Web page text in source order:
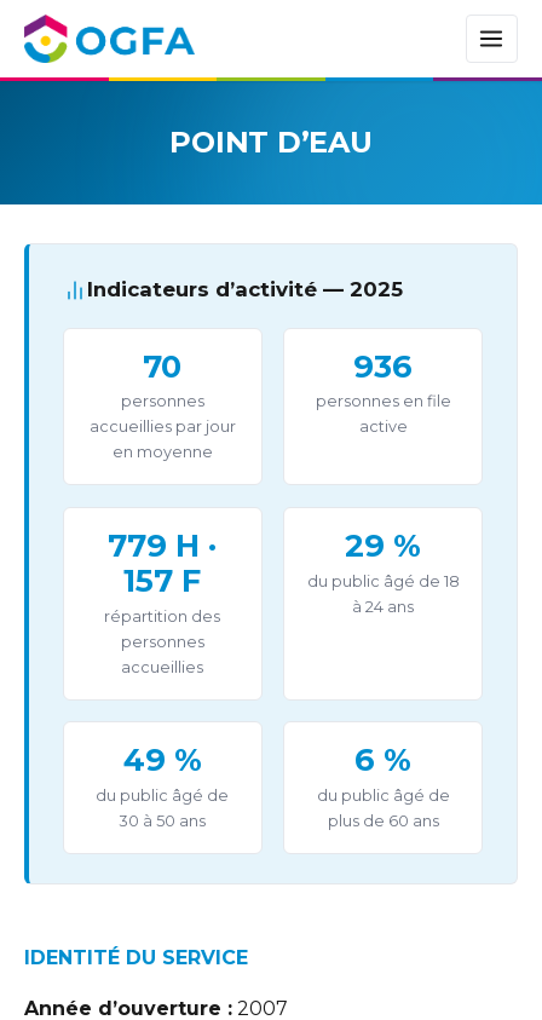
POINT D’EAU
Indicateurs d’activité — 2025
70
personnes
accueillies par jour
en moyenne
936
personnes en file
active
779 H ·
157 F
répartition des
personnes
accueillies
29 %
du public âgé de 18
à 24 ans
49 %
du public âgé de
30 à 50 ans
6 %
du public âgé de
plus de 60 ans
IDENTITÉ DU SERVICE
Année d’ouverture : 2007